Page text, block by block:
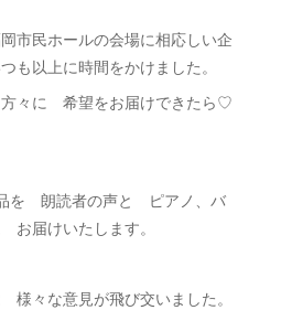
市民ホールの会場に相応しい企
以上に時間をかけました。
方々に 希望をお届けできたら♡
を 朗読者の声と ピアノ、バ
届けいたします。
々な意見が飛び交いました。